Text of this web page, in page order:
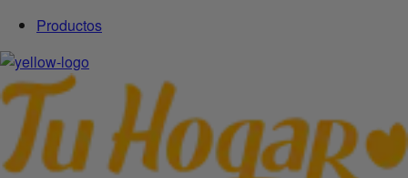
Productos